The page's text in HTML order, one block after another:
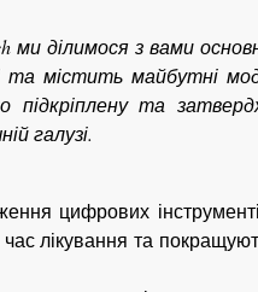
ми ділимося з вами
та містить майбутні
підкріплену та
галузі.
цифрових
лікування та